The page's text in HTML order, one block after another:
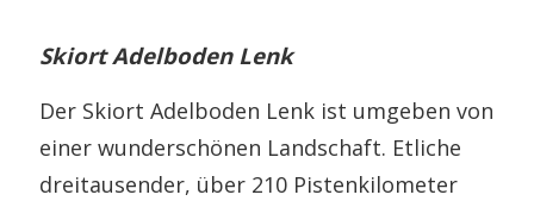
Skiort Adelboden Lenk
Der Skiort Adelboden Lenk ist umgeben von
einer wunderschönen Landschaft. Etliche
dreitausender, über 210 Pistenkilometer